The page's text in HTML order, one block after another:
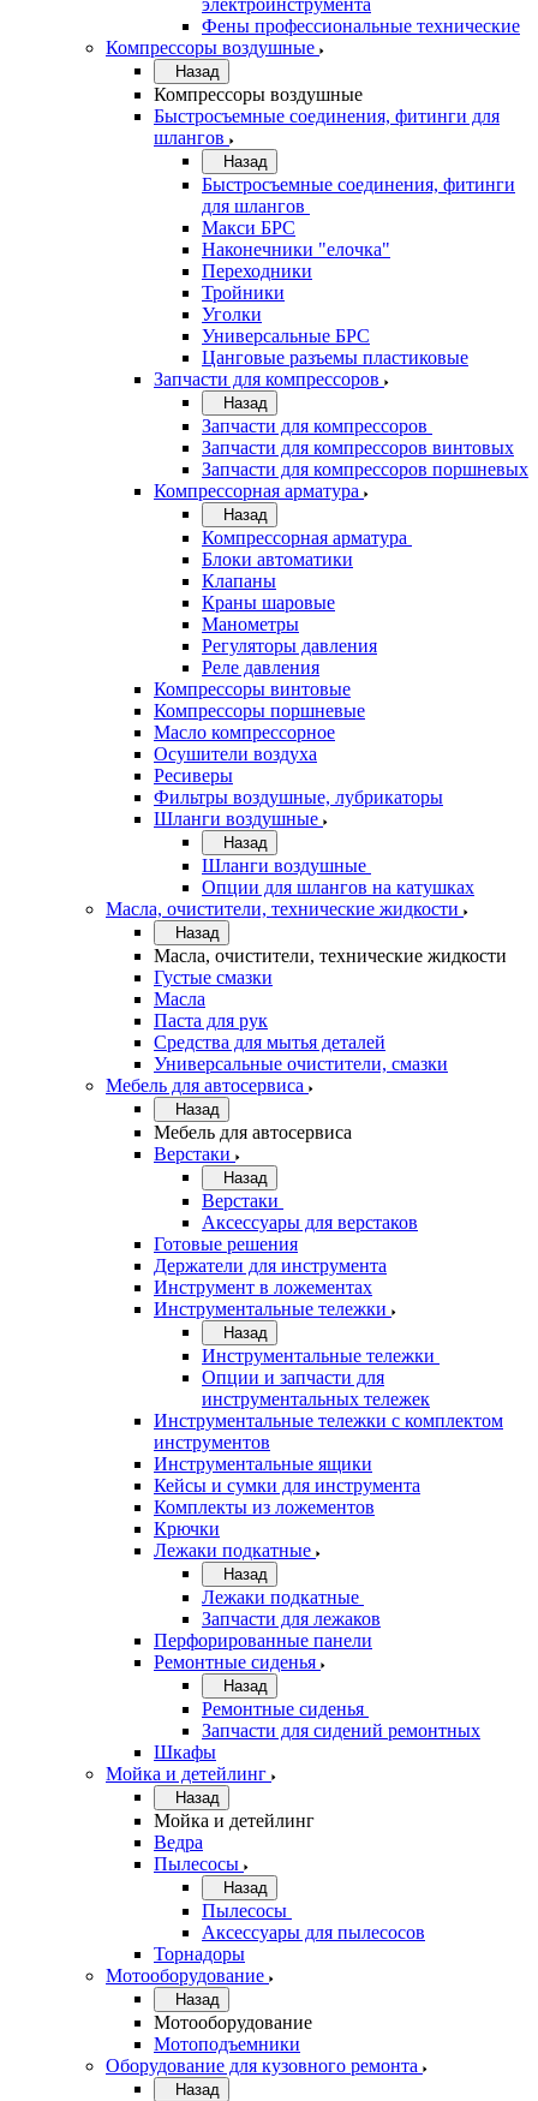
электроинструмента
Фены профессиональные технические
Компрессоры воздушные
Назад
Компрессоры воздушные
Быстросъемные соединения, фитинги для
шлангов
Назад
Быстросъемные соединения, фитинги
для шлангов
Макси БРС
Наконечники "елочка"
Переходники
Тройники
Уголки
Универсальные БРС
Цанговые разъемы пластиковые
Запчасти для компрессоров
Назад
Запчасти для компрессоров
Запчасти для компрессоров винтовых
Запчасти для компрессоров поршневых
Компрессорная арматура
Назад
Компрессорная арматура
Блоки автоматики
Клапаны
Краны шаровые
Манометры
Регуляторы давления
Реле давления
Компрессоры винтовые
Компрессоры поршневые
Масло компрессорное
Осушители воздуха
Ресиверы
Фильтры воздушные, лубрикаторы
Шланги воздушные
Назад
Шланги воздушные
Опции для шлангов на катушках
Масла, очистители, технические жидкости
Назад
Масла, очистители, технические жидкости
Густые смазки
Масла
Паста для рук
Средства для мытья деталей
Универсальные очистители, смазки
Мебель для автосервиса
Назад
Мебель для автосервиса
Верстаки
Назад
Верстаки
Аксессуары для верстаков
Готовые решения
Держатели для инструмента
Инструмент в ложементах
Инструментальные тележки
Назад
Инструментальные тележки
Опции и запчасти для
инструментальных тележек
Инструментальные тележки с комплектом
инструментов
Инструментальные ящики
Кейсы и сумки для инструмента
Комплекты из ложементов
Крючки
Лежаки подкатные
Назад
Лежаки подкатные
Запчасти для лежаков
Перфорированные панели
Ремонтные сиденья
Назад
Ремонтные сиденья
Запчасти для сидений ремонтных
Шкафы
Мойка и детейлинг
Назад
Мойка и детейлинг
Ведра
Пылесосы
Назад
Пылесосы
Аксессуары для пылесосов
Торнадоры
Мотооборудование
Назад
Мотооборудование
Мотоподъемники
Оборудование для кузовного ремонта
Назад